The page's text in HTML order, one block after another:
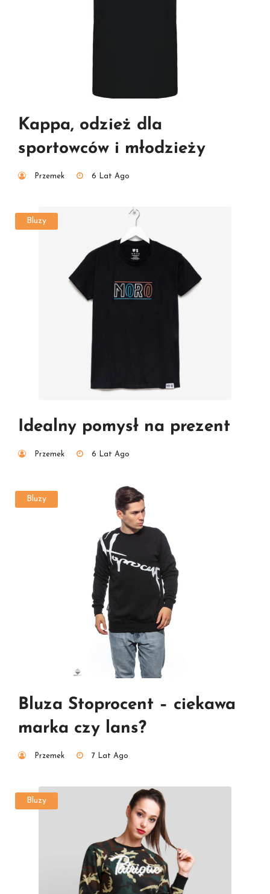
Kappa, odzież dla
sportowców i młodzieży
Przemek 6 Lat Ago
Bluzy
Idealny pomysł na prezent
Przemek 6 Lat Ago
Bluzy
Bluza Stoprocent – ciekawa
marka czy lans?
Przemek 7 Lat Ago
Bluzy